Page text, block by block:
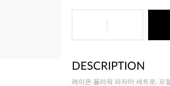
DESCRIPTION
레이온 플라워 파자마 세트로, 프